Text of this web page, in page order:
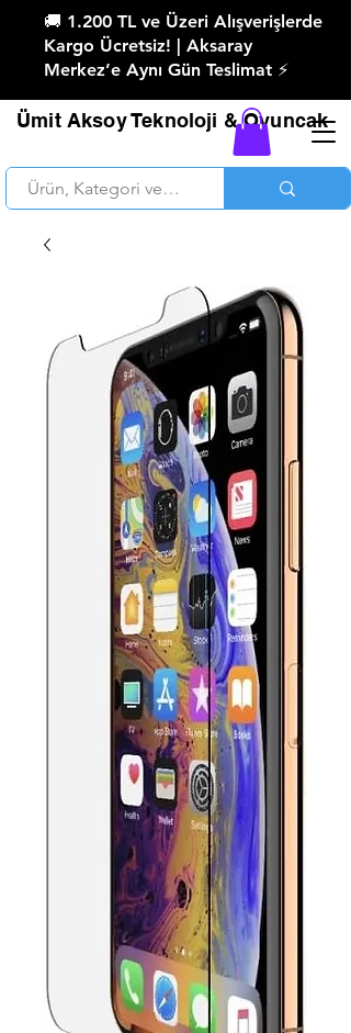
Ümit Aksoy Teknoloji & Oyuncak
🚚 1.200 TL ve Üzeri Alışverişlerde
Kargo Ücretsiz! | Aksaray
Merkez’e Aynı Gün Teslimat ⚡